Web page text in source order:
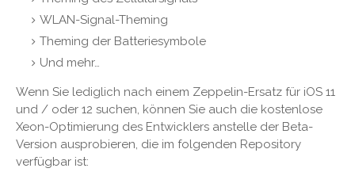
WLAN-Signal-Theming
Theming der Batteriesymbole
Und mehr…
Wenn Sie lediglich nach einem Zeppelin-Ersatz für iOS 11
und / oder 12 suchen, können Sie auch die kostenlose
Xeon-Optimierung des Entwicklers anstelle der Beta-
Version ausprobieren, die im folgenden Repository
verfügbar ist: